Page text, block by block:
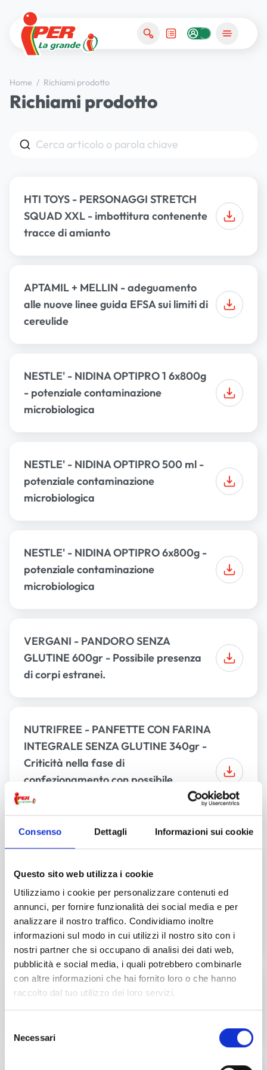
Consenso Dettagli Informazioni sui cookie
Questo sito web utilizza i cookie
Utilizziamo i cookie per personalizzare contenuti ed
annunci, per fornire funzionalità dei social media e per
analizzare il nostro traffico. Condividiamo inoltre
informazioni sul modo in cui utilizzi il nostro sito con i
nostri partner che si occupano di analisi dei dati web,
pubblicità e social media, i quali potrebbero combinarle
con altre informazioni che hai fornito loro o che hanno
raccolto dal tuo utilizzo dei loro servizi.
delNecessari
Home / Richiami prodotto
Richiami prodotto
search
HTI TOYS - PERSONAGGI STRETCH
SQUAD XXL - imbottitura contenente
tracce di amianto
APTAMIL + MELLIN - adeguamento
alle nuove linee guida EFSA sui limiti di
cereulide
NESTLE' - NIDINA OPTIPRO 1 6x800g
- potenziale contaminazione
microbiologica
NESTLE' - NIDINA OPTIPRO 500 ml -
potenziale contaminazione
microbiologica
NESTLE' - NIDINA OPTIPRO 6x800g -
potenziale contaminazione
microbiologica
VERGANI - PANDORO SENZA
GLUTINE 600gr - Possibile presenza
di corpi estranei.
NUTRIFREE - PANFETTE CON FARINA
INTEGRALE SENZA GLUTINE 340gr -
Criticità nella fase di
confezionamento con possibile
conseguente rischio di sviluppo di
muffa
NUTRIFREE - PANFETTE SENZA
di confezionamento con possibile
conseguente rischio di sviluppo di
muffa
NIDINA OPTIPRO1 6x800gr -
Potenziale contaminazione